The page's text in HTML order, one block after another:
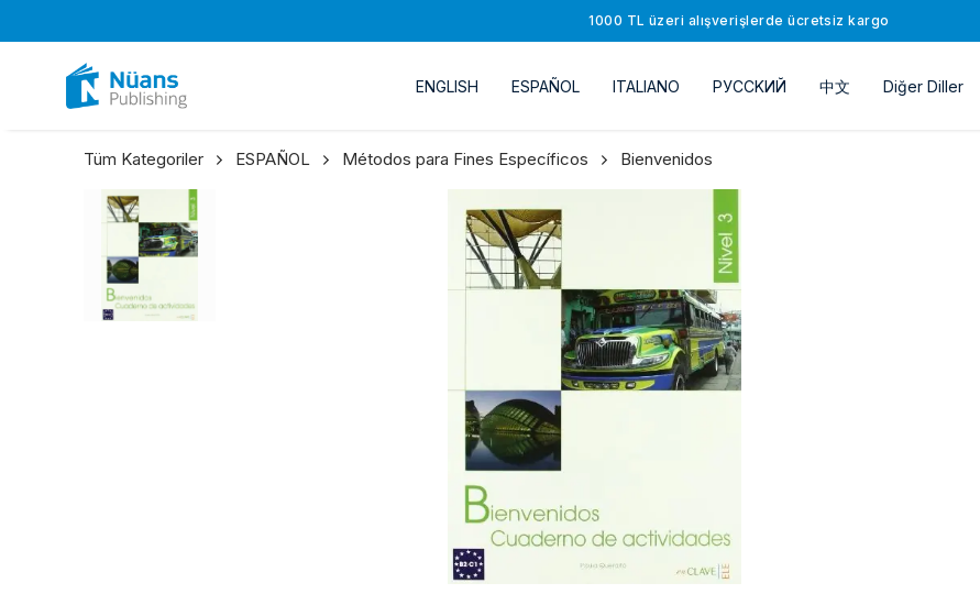
1000 TL üzeri alışverişlerde ücretsiz kargo
ENGLISH ESPAÑOL ITALIANO РУССKИЙ 中文 Diğer Diller
Tüm Kategoriler ESPAÑOL Métodos para Fines Específicos Bienvenidos